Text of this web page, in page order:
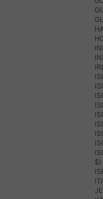
$)